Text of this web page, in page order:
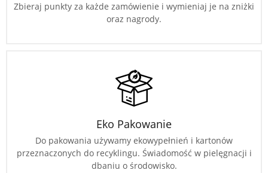
Zbieraj punkty za każde zamówienie i wymieniaj je na zniżki
oraz nagrody.
Eko Pakowanie
Do pakowania używamy ekowypełnień i kartonów
przeznaczonych do recyklingu. Świadomość w pielęgnacji i
dbaniu o środowisko.